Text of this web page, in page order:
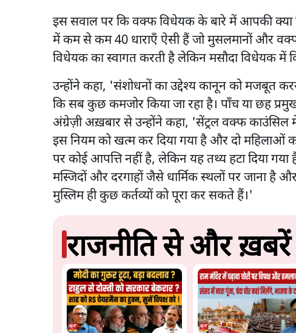
इस सवाल पर कि वक्फ विधेयक के बारे में आपकी क्या
में कम से कम 40 धाराएँ ऐसी हैं जो मुसलमानों और वक्फ
विधेयक का स्वागत करती है लेकिन मसौदा विधेयक में
उन्होंने कहा, 'संशोधनों का उद्देश्य कानून को मजबूत
कि सब कुछ कमजोर किया जा रहा है। पाँच या छह
अंग्रेज़ी अख़बार से उन्होंने कहा, 'सेंट्रल वक्फ काउंसिल
इस नियम को खत्म कर दिया गया है और दो महिलाओं
पर कोई आपत्ति नहीं है, लेकिन यह तथ्य हटा दिया गया
मस्जिदों और दरगाहों जैसे धार्मिक स्थलों पर जाना
मुस्लिम ही कुछ कर्तव्यों को पूरा कर सकते हैं।'
राजनीति से और ख़बरें